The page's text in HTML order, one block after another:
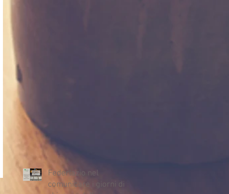
Federlazio nel
comunicare i giorni di